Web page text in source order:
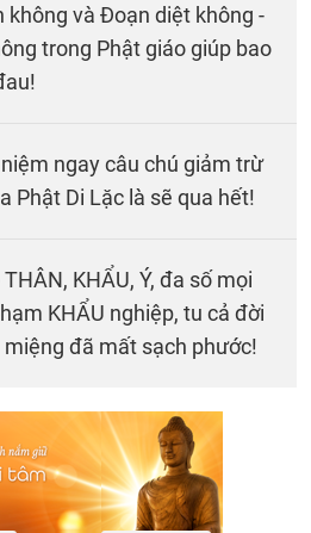
không và Đoạn diệt không -
trong Phật giáo giúp bao
niệm ngay câu chú giảm trừ
Phật Di Lặc là sẽ qua hết!
KHẨU, Ý, đa số mọi
KHẨU nghiệp, tu cả đời
miệng đã mất sạch phước!